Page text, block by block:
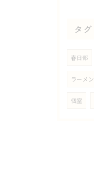
タグ
春日部
ラーメン
個室